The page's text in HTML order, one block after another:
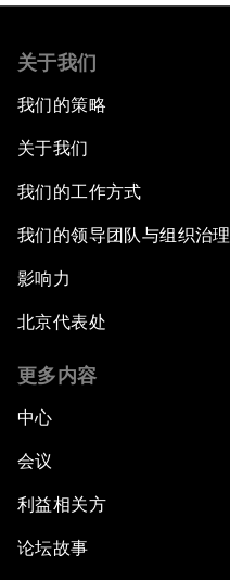
关于我们
我们的策略
关于我们
我们的工作方式
我们的领导团队与组织治理
影响力
北京代表处
更多内容
中心
会议
利益相关方
论坛故事